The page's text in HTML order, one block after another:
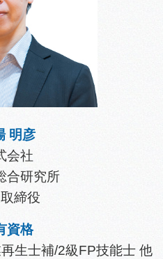
明彦
会社
合研究所
締役
資格
生士補/2級FP技能士 他